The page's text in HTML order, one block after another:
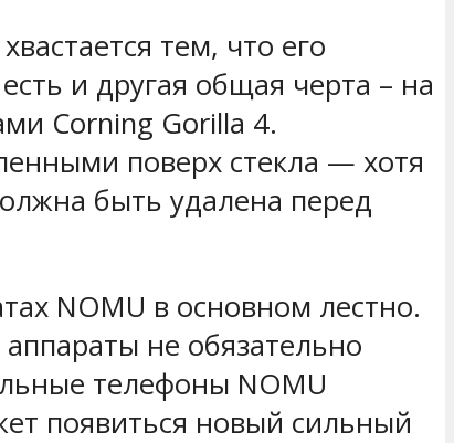
тем, что его
и другая общая черта – на
Corning Gorilla 4.
поверх стекла — хотя
быть удалена перед
NOMU в основном лестно.
не обязательно
телефоны NOMU
появиться новый сильный